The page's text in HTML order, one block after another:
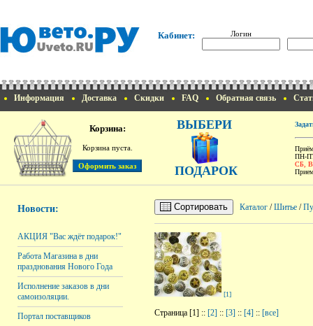
Кабинет: Логин
Информация Доставка Скидки FAQ Обратная связь
Корзина:
Корзина пуста.
ВЫБЕРИ
ПОДАРОК
ПН-
СБ,
Новости:
АКЦИЯ "Вас ждёт подарок!"
Работа Магазина в дни
празднования Нового Года
Исполнение заказов в дни
самоизоляции.
Портал поставщиков
Сортировать Каталог /Шитье /
[1]
Страница [1] :: [2] :: [3] :: [4] :: [все]